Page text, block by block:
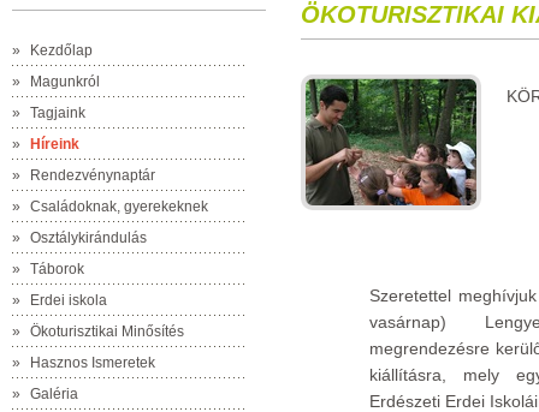
»
Kezdőlap
»
Magunkról
»
Tagjaink
»
Híreink
»
Rendezvénynaptár
»
Családoknak, gyerekeknek
»
Osztálykirándulás
»
Táborok
»
Erdei iskola
»
Ökoturisztikai Minősítés
»
Hasznos Ismeretek
»
Galéria
ÖKOTURISZTIKAI
Szeretettel
vasárnap)
megrendezésre
kiállításra, mely
Erdészeti Erdei